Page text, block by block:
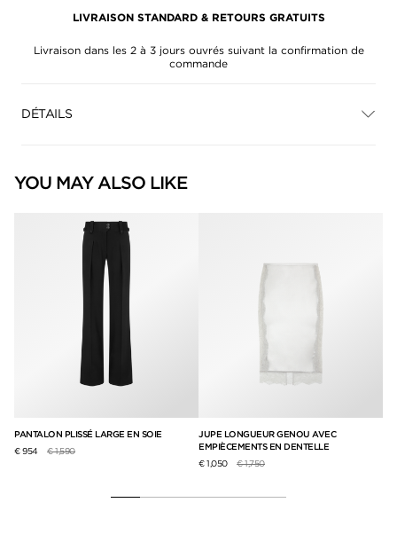
LIVRAISON STANDARD & RETOURS GRATUITS
Livraison dans les 2 à 3 jours ouvrés suivant la confirmation de
commande
DÉTAILS
YOU MAY ALSO LIKE
PANTALON PLISSÉ LARGE EN SOIE
€ 954
Prix réduit de
€ 1,590à
JUPE LONGUEUR GENOU AVEC
EMPIÈCEMENTS EN DENTELLE
€ 1,050
Prix réduit de
€ 1,750à